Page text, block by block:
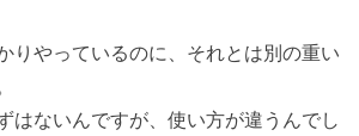
りやっているのに、それとは別の重い
はないんですが、使い方が違うんでし